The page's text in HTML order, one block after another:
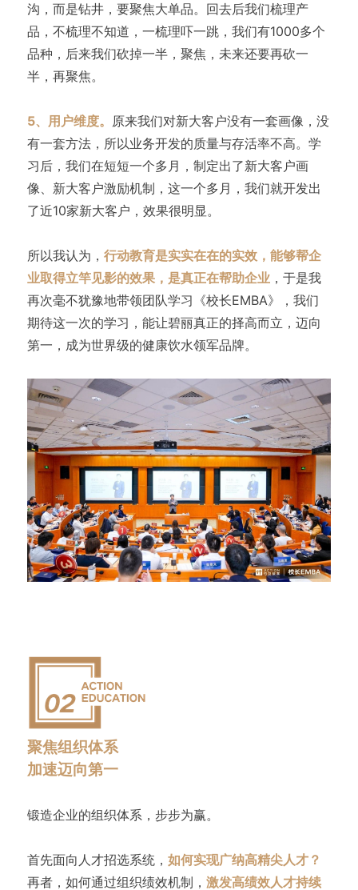
沟，而是钻井，要聚焦大单品。回去后我们梳理产
品，不梳理不知道，一梳理吓一跳，我们有1000多个
品种，后来我们砍掉一半，聚焦，未来还要再砍一
半，再聚焦。
5、用户维度。 原来我们对新大客户没有一套画像，没
有一套方法，所以业务开发的质量与存活率不高。学
习后，我们在短短一个多月，制定出了新大客户画
像、新大客户激励机制，这一个多月，我们就开发出
了近10家新大客户，效果很明显。
所以我认为， 行动教育是实实在在的实效，能够帮企
业取得立竿见影的效果，是真正在帮助企业，于是我
再次毫不犹豫地带领团队学习《校长EMBA》，我们
期待这一次的学习，能让碧丽真正的择高而立，迈向
第一，成为世界级的健康饮水领军品牌。
聚焦组织体系
加速迈向第一
锻造企业的组织体系，步步为赢。
首先面向人才招选系统， 如何实现广纳高精尖人才？
再者，如何通过组织绩效机制， 激发高绩效人才持续